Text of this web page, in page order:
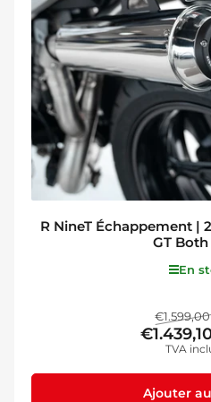
R NineT Échappement |
GT Both
En
Prix
TVA
Ajouter